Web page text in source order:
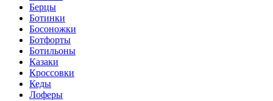
Берцы
Ботинки
Босоножки
Ботфорты
Ботильоны
Казаки
Кроссовки
Кеды
Лоферы